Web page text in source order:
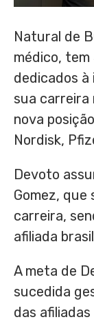
Natural de
médico,
dedicados
sua carreira
nova
Nordisk,
Devoto
Gomez, que
carreira,
afiliada
A meta de
sucedida
das